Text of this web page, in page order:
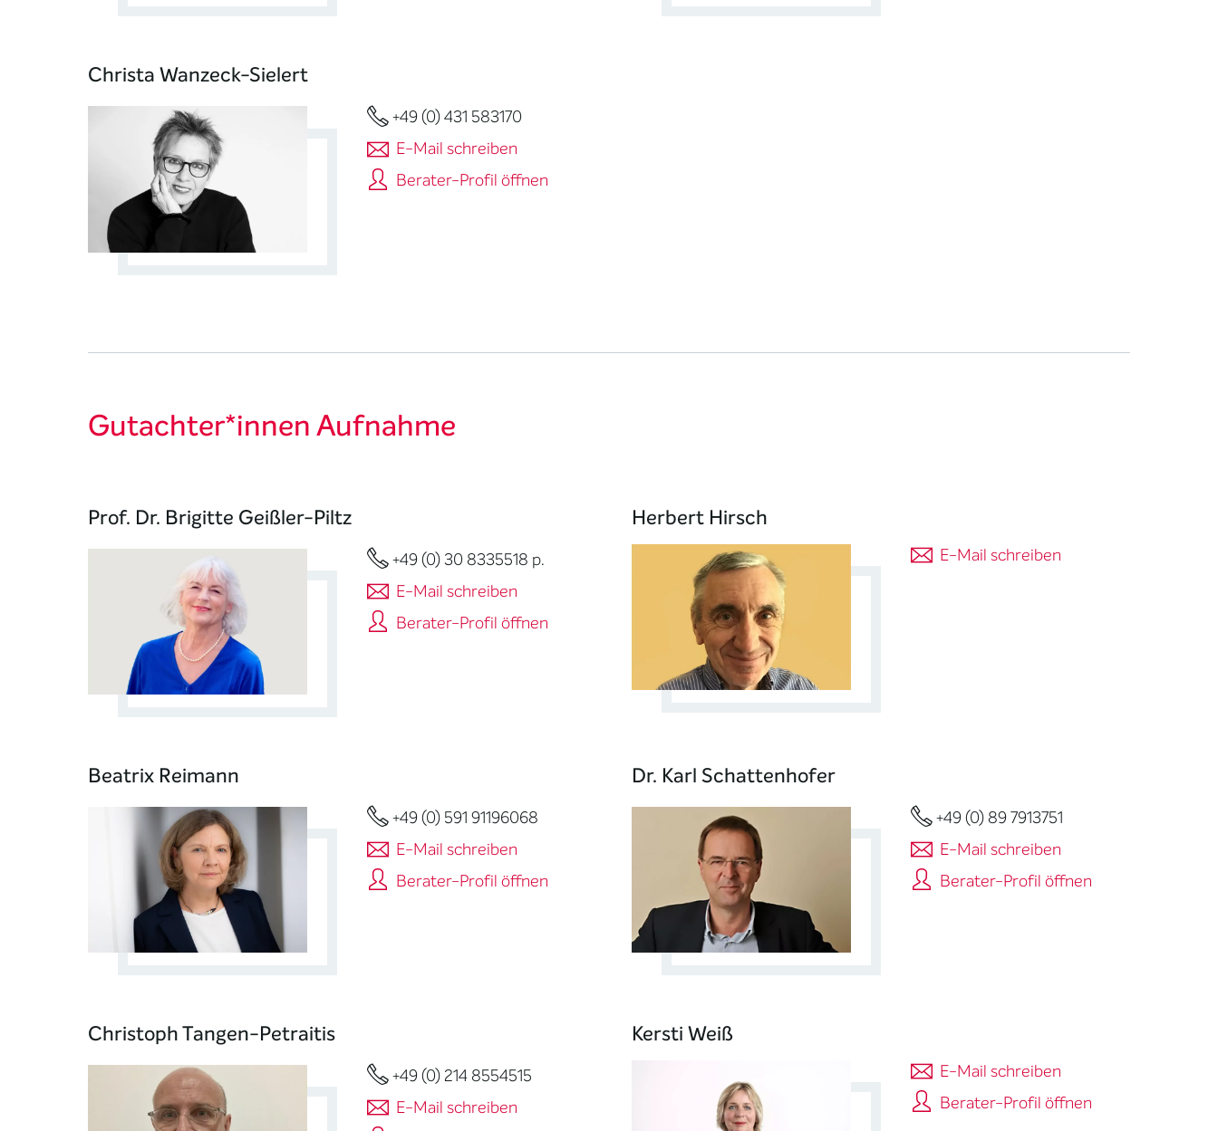
Christa Wanzeck-Sielert
+49 (0) 431 583170
E-Mail schreiben
Berater-Profil öffnen
Gutachter*innen Aufnahme
Prof. Dr. Brigitte Geißler-Piltz
+49 (0) 30 8335518 p.
E-Mail schreiben
Berater-Profil öffnen
Herbert Hirsch
E-Mail schreiben
Beatrix Reimann
+49 (0) 591 91196068
E-Mail schreiben
Berater-Profil öffnen
Dr. Karl Schattenhofer
+49 (0) 89 7913751
E-Mail schreiben
Berater-Profil öffnen
Christoph Tangen-Petraitis
+49 (0) 214 8554515
E-Mail schreiben
Kersti Weiß
E-Mail schreiben
Berater-Profil öffnen